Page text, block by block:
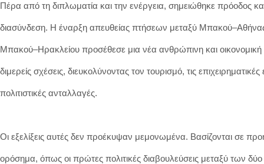
Πέρα από τη διπλωματία και την ενέργεια, σημειώθηκε πρόοδος
διασύνδεση. Η έναρξη απευθείας πτήσεων μεταξύ
Μπακού–Ηρακλείου προσέθεσε μια νέα ανθρώπινη και οικονομική
διμερείς σχέσεις, διευκολύνοντας τον τουρισμό, τις επιχειρηματικές
πολιτιστικές ανταλλαγές.
Οι εξελίξεις αυτές δεν προέκυψαν μεμονωμένα. Βασίζονται σε
ορόσημα, όπως οι πρώτες πολιτικές διαβουλεύσεις μεταξύ των